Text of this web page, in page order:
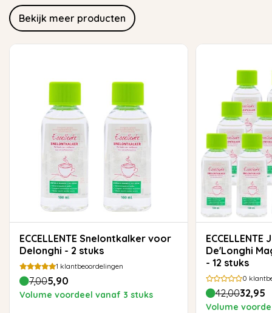
Bekijk meer producten
ECCELLENTE Snelontkalker voor
Delonghi - 2 stuks
1 klantbeoordelingen
7,005,90
Volume voordeel vanaf 3 stuks
ECCELLENTE Jaarvoorraad
De'Longhi
- 12 stuks
0
42,0032,95
Volume